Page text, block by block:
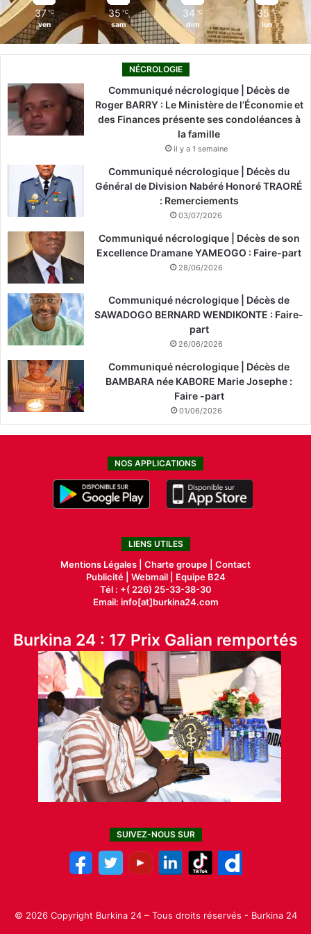
37 ℃
ven
35 ℃
sam
34 ℃
dim
35 ℃
lun
NÉCROLOGIE
Communiqué nécrologique | Décès de
Roger BARRY : Le Ministère de l’Économie et
des Finances présente ses condoléances à
la famille
il y a 1 semaine
Communiqué nécrologique | Décès du
Général de Division Nabéré Honoré TRAORÉ
: Remerciements
03/07/2026
Communiqué nécrologique | Décès de son
Excellence Dramane YAMEOGO : Faire-part
28/06/2026
Communiqué nécrologique | Décès de
SAWADOGO BERNARD WENDIKONTE : Faire-
part
26/06/2026
Communiqué nécrologique | Décès de
BAMBARA née KABORE Marie Josephe :
Faire -part
01/06/2026
NOS APPLICATIONS
LIENS UTILES
Mentions Légales | Charte groupe | Contact
Publicité| Webmail |
Equipe B24
Tél : +( 226) 25-33-38-30
Email: info[at]burkina24.com
Burkina 24 : 17 Prix Galian remportés
SUIVEZ-NOUS SUR
© 2026 Copyright Burkina 24 – Tous droits réservés - Burkina 24